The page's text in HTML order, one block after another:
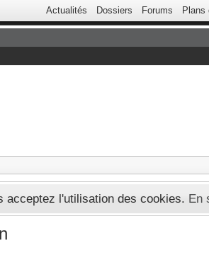
l'utilisation des cookies. En
Actualités Dossiers Forums Plans